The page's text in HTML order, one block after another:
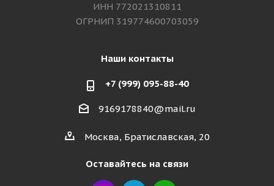
ИНН 772021310811
ОГРНИП 319774600703059
Наши контакты
+7 (999) 095-88-40
9169178840@mail.ru
Москва, Братиславская, 20
Оставайтесь на связи